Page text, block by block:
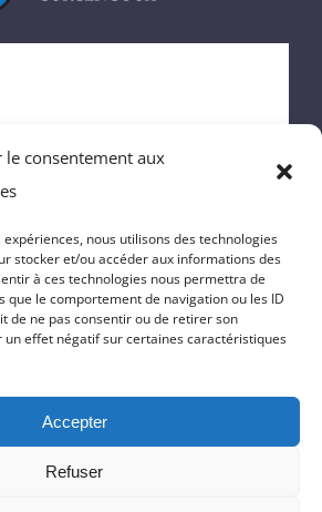
le consentement aux
nous utilisons des technologies
stocker et/ou accéder aux informations des
à ces technologies nous permettra de
que le comportement de navigation ou les ID
de ne pas consentir ou de retirer son
effet négatif sur certaines caractéristiques
Accepter
Refuser
VIE DU VILLAGE
VIE PRATIQUE
CONTACT